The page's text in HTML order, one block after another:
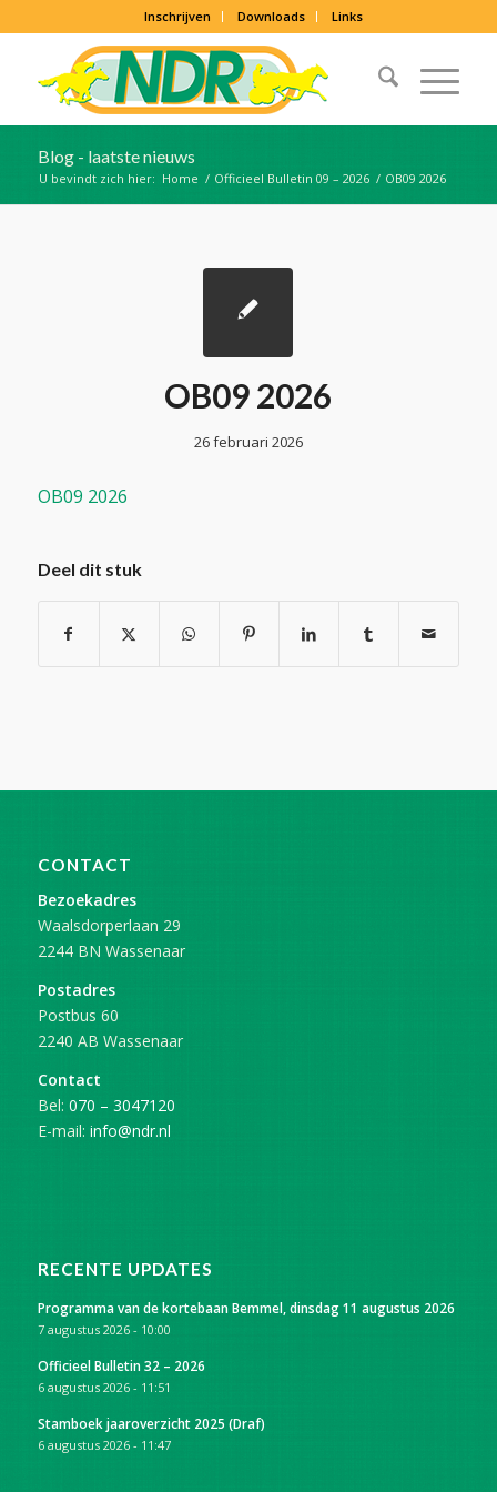
Inschrijven Downloads Links
Blog - laatste nieuws
U bevindt zich hier: Home / Officieel Bulletin 09 – 2026 / OB09 2026
OB09 2026
26 februari 2026
OB09 2026
Deel dit stuk
CONTACT
Bezoekadres
Waalsdorperlaan 29
2244 BN Wassenaar
Postadres
Postbus 60
2240 AB Wassenaar
Contact
Bel: 070 – 3047120
E-mail: info@ndr.nl
RECENTE UPDATES
Programma van de kortebaan Bemmel, dinsdag 11 augustus 2026
7 augustus 2026 - 10:00
Officieel Bulletin 32 – 2026
6 augustus 2026 - 11:51
Stamboek jaaroverzicht 2025 (Draf)
6 augustus 2026 - 11:47